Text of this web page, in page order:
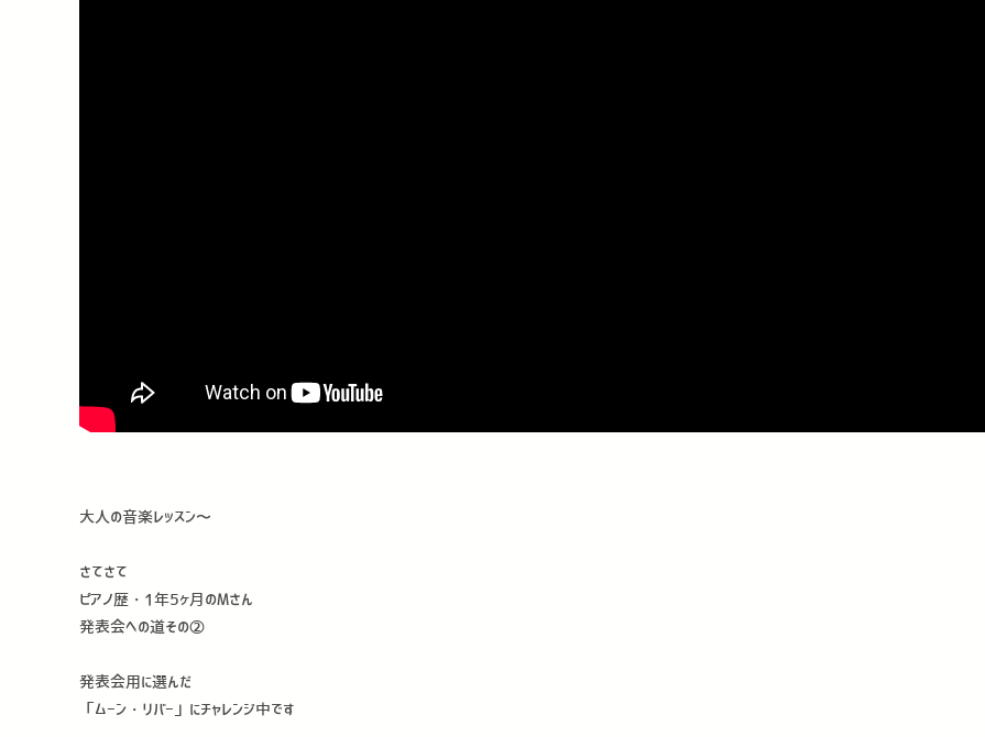
大人の音楽レッスン〜
さてさて
ピアノ歴・1年5ヶ月のMさん
発表会への道その②
発表会用に選んだ
「ムーン・リバー」にチャレンジ中です